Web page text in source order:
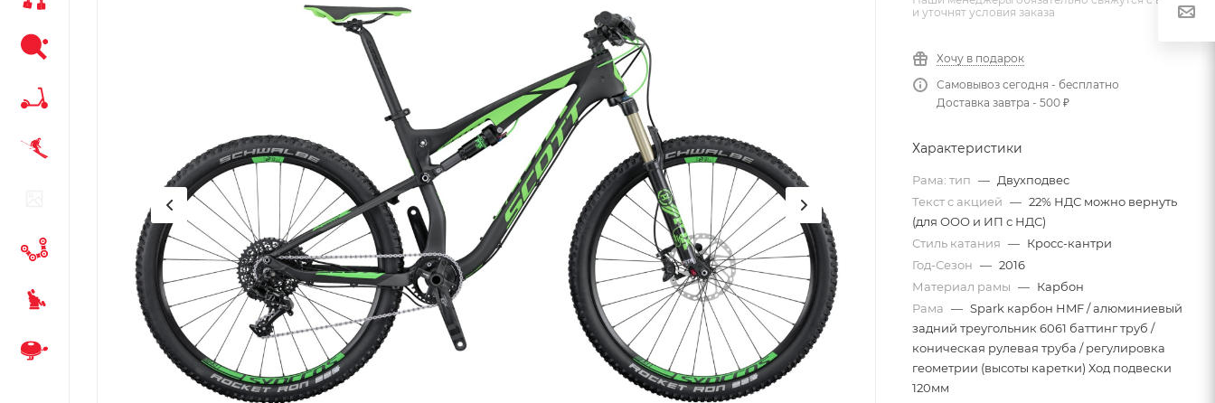
и уточнят условия заказа
Хочу в подарок
Самовывоз сегодня - бесплатно
Доставка завтра - 500 ₽
Характеристики
Рама: тип — Двухподвес
Текст с акцией — 22% НДС можно вернуть
(для ООО и ИП с НДС)
Стиль катания — Кросс-кантри
Год-Сезон — 2016
Материал рамы — Карбон
Рама — Spark карбон HMF / алюминиевый
задний треугольник 6061 баттинг труб /
коническая рулевая труба / регулировка
геометрии (высоты каретки) Ход подвески
120мм